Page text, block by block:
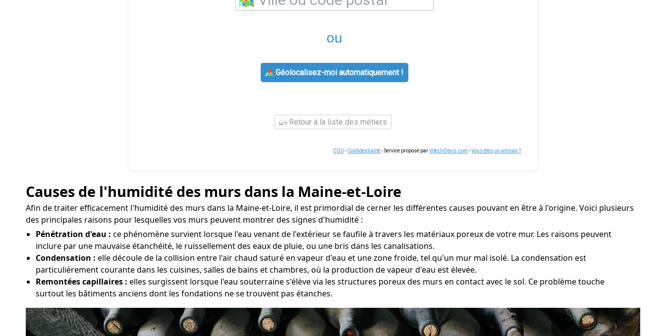
ou
Géolocalisez-moi automatiquement !
Retour à la liste des métiers
CGU - Confidentialité- Service proposé parViteUnDevis.com -Vous êtes un artisan ?
Causes de l'humidité des murs dans la Maine-et-Loire
Afin de traiter efficacement l'humidité des murs dans la Maine-et-Loire, il est primordial de cerner les différentes causes pouvant en être à l'origine. Voici plusieurs
des principales raisons pour lesquelles vos murs peuvent montrer des signes d'humidité :
Pénétration d'eau : ce phénomène survient lorsque l'eau venant de l'extérieur se faufile à travers les matériaux poreux de votre mur. Les raisons peuvent
inclure par une mauvaise étanchéité, le ruissellement des eaux de pluie, ou une bris dans les canalisations.
Condensation : elle découle de la collision entre l'air chaud saturé en vapeur d'eau et une zone froide, tel qu'un mur mal isolé. La condensation est
particulièrement courante dans les cuisines, salles de bains et chambres, où la production de vapeur d'eau est élevée.
Remontées capillaires : elles surgissent lorsque l'eau souterraine s'élève via les structures poreux des murs en contact avec le sol. Ce problème touche
surtout les bâtiments anciens dont les fondations ne se trouvent pas étanches.